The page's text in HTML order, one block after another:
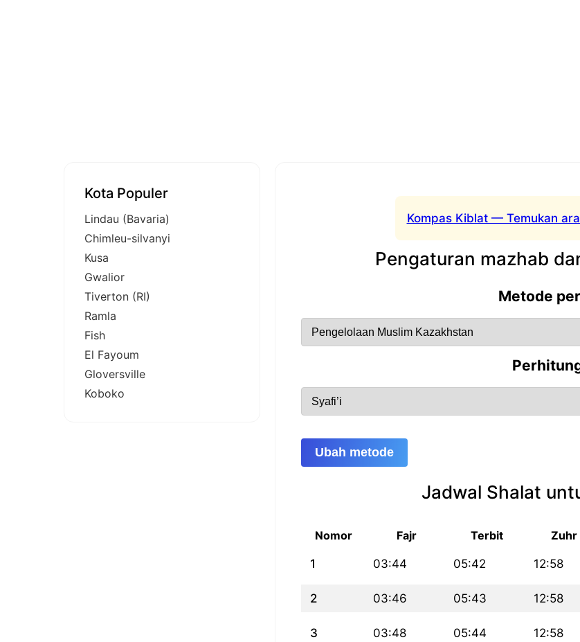
Kompas Kiblat — Temukan
Pengaturan mazhab
Metode
Ubah metode
Jadwal Shalat
Nomor Fajr Terbit Zuhr
1 03:44 05:42 12:58
2 03:46 05:43 12:58
3 03:48 05:44 12:58
Kota Populer
Lindau (Bavaria)
Chimleu-silvanyi
Kusa
Gwalior
Tiverton (RI)
Ramla
Fish
El Fayoum
Gloversville
Koboko